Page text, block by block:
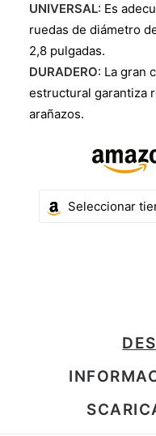
UNIVERSAL: Es
ruedas de diámetro
2,8 pulgadas.
DURADERO: La gran
estructural garantiza
arañazos.